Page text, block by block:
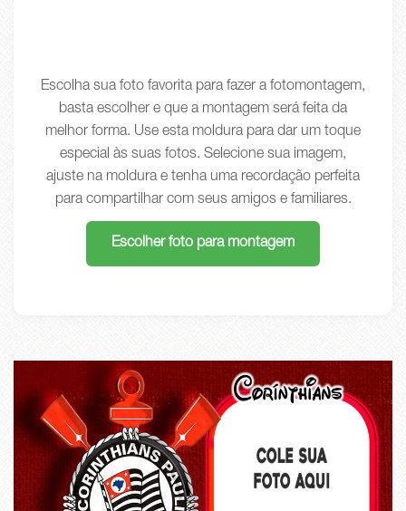
Escolha sua foto favorita para fazer a fotomontagem,
basta escolher e que a montagem será feita da
melhor forma. Use esta moldura para dar um toque
especial às suas fotos. Selecione sua imagem,
ajuste na moldura e tenha uma recordação perfeita
para compartilhar com seus amigos e familiares.
Escolher foto para montagem